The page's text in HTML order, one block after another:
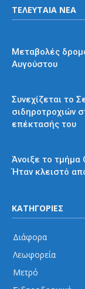
ΤΕΛΕΥΤΑΙΑ ΝΕΑ
Μεταβολές
Αυγούστου
Συνεχίζεται το
σιδηροτροχιών
επέκτασής του
Άνοιξε το τμήμα
Ήταν κλειστό
ΚΑΤΗΓΟΡΙΕΣ
Διάφορα
Λεωφορεία
Μετρό